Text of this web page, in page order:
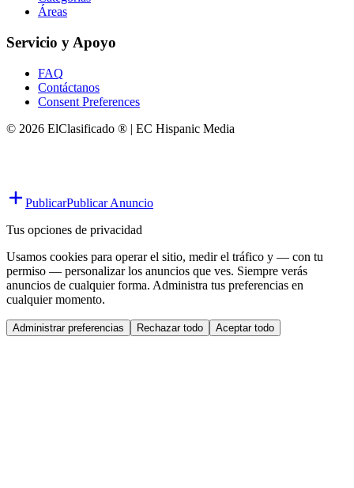
Áreas
Servicio y Apoyo
FAQ
Contáctanos
Consent Preferences
© 2026 ElClasificado ® | EC Hispanic Media
PublicarPublicar Anuncio
Tus opciones de privacidad
Usamos cookies para operar el sitio, medir el tráfico y — con tu
permiso — personalizar los anuncios que ves. Siempre verás
anuncios de cualquier forma. Administra tus preferencias en
cualquier momento.
Administrar preferencias Rechazar todo Aceptar todo